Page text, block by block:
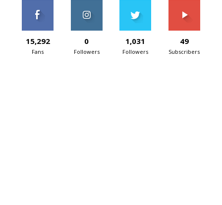
15,292
Fans
0
Followers
1,031
Followers
49
Subscribers